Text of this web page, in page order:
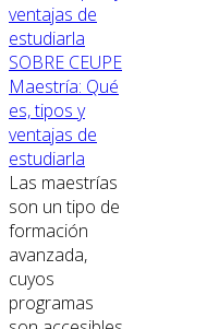
SOBRE CEUPE
Maestría: Qué
es, tipos y
ventajas de
estudiarla
Las maestrías
son un tipo de
formación
avanzada,
cuyos
programas